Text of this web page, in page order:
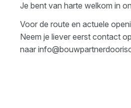
Je bent van harte welkom in
Voor de route en actuele
Neem je liever eerst contact
naar